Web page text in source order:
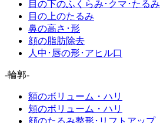
目の下のふくらみ･クマ･たるみ
目の上のたるみ
鼻の高さ･形
顔の脂肪除去
人中･唇の形･アヒル口
-輪郭-
額のボリューム・ハリ
頬のボリューム・ハリ
顔のたるみ整形･リフトアップ